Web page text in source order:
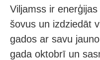
Viljamss ir
šovus un izdziedāt
gados ar savu
gada oktobrī un